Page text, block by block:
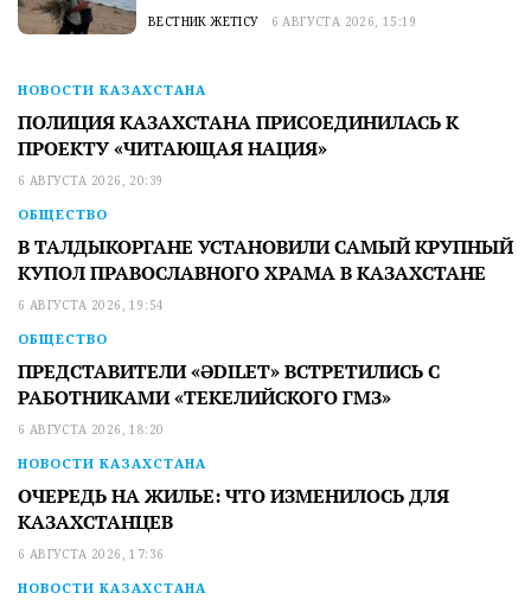
ВЕСТНИК ЖЕТІСУ 6 АВГУСТА 2026, 15:19
НОВОСТИ КАЗАХСТАНА
ПОЛИЦИЯ КАЗАХСТАНА ПРИСОЕДИНИЛАСЬ К
ПРОЕКТУ «ЧИТАЮЩАЯ НАЦИЯ»
6 АВГУСТА 2026, 20:39
ОБЩЕСТВО
В ТАЛДЫКОРГАНЕ УСТАНОВИЛИ САМЫЙ КРУПНЫЙ
КУПОЛ ПРАВОСЛАВНОГО ХРАМА В КАЗАХСТАНЕ
6 АВГУСТА 2026, 19:54
ОБЩЕСТВО
ПРЕДСТАВИТЕЛИ «ӘDILET» ВСТРЕТИЛИСЬ С
РАБОТНИКАМИ «ТЕКЕЛИЙСКОГО ГМЗ»
6 АВГУСТА 2026, 18:20
НОВОСТИ КАЗАХСТАНА
ОЧЕРЕДЬ НА ЖИЛЬЕ: ЧТО ИЗМЕНИЛОСЬ ДЛЯ
КАЗАХСТАНЦЕВ
6 АВГУСТА 2026, 17:36
НОВОСТИ КАЗАХСТАНА